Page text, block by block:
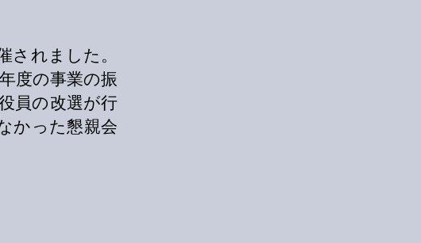
されました。
度の事業の振
員の改選が行
かった懇親会